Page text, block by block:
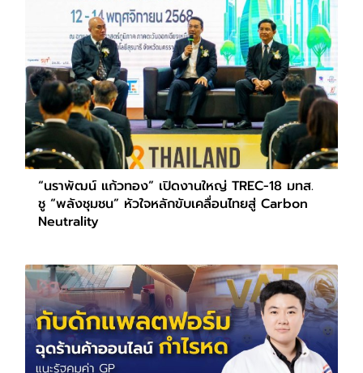
“นราพัฒน์ แก้วทอง” เปิดงานใหญ่ TREC-18 มทส.
ชู “พลังชุมชน” หัวใจหลักขับเคลื่อนไทยสู่ Carbon
Neutrality